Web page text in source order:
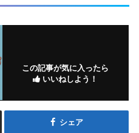
この記事が気に入ったら
いいねしよう！
シェア